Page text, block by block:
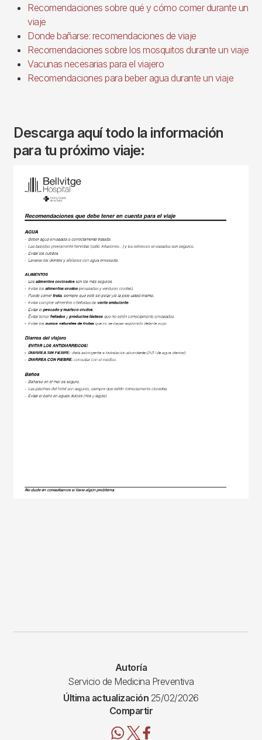
Recomendaciones sobre qué y cómo comer durante un
viaje
Donde bañarse: recomendaciones de viaje
Recomendaciones sobre los mosquitos durante un viaje
Vacunas necesarias para el viajero
Recomendaciones para beber agua durante un viaje
Descarga aquí todo la información
para tu próximo viaje:
Autoría
Servicio de Medicina Preventiva
Última actualización 25/02/2026
Compartir